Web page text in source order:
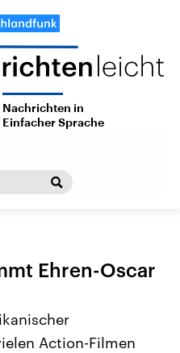
Nachrichten in
Einfacher Sprache
Ehren-Oscar
Action-Filmen